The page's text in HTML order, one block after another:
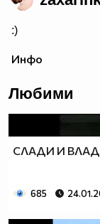
:)
Инфо
Любими
СЛАДИ И
685